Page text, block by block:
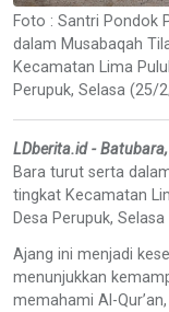
Foto : Santri Pondok
dalam Musabaqah
Kecamatan Lima
Perupuk, Selasa (25/
LDberita.id - Batubara,
Bara turut serta
tingkat Kecamatan
Desa Perupuk, Selasa
Ajang ini menjadi
menunjukkan
memahami Al-